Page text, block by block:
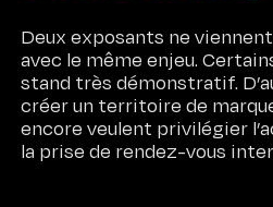
Deux exposants ne
avec le même enjeu.
stand très démonstratif.
créer un territoire de
encore veulent privilégier
la prise de rendez-vous